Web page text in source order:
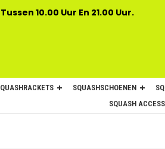
10.00 Uur En 21.00 Uur.
SQUASHSCHOENEN
SQUASH